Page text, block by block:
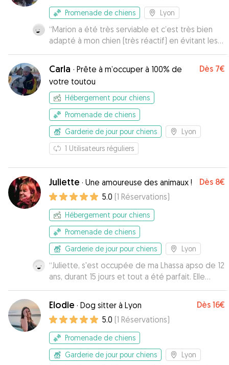
Promenade de chiens Lyon
“Marion a été très serviable et c’est très bien
adapté à mon chien (très réactif) en évitant les
endroits trop peuplé de monde. Elle a été là à
l’heure et m’a bien rassurer (car première fois
que je demande un pettsiter) Je repasserais
part elle si j’ai besoin, en tout cas je la
recommande !”
Carla · Prête à m’occuper à 100% de
votre toutou
Dès 7€
Hébergement pour chiens
Promenade de chiens
Garderie de jour pour chiens
Lyon
1 Utilisateurs réguliers
Juliette · Une amoureuse des animaux ! Dès 8€
5.0 (1 Réservations)
Hébergement pour chiens
Promenade de chiens
Garderie de jour pour chiens
Lyon
“Juliette, s'est occupée de ma Lhassa apso de 12
ans, durant 15 jours et tout a été parfait. Elle
m'envoyait des nouvelles et des photos
régulièrement.
Elodie · Dog sitter à Lyon Dès 16€
5.0 (1 Réservations)
Promenade de chiens
Garderie de jour pour chiens
Lyon